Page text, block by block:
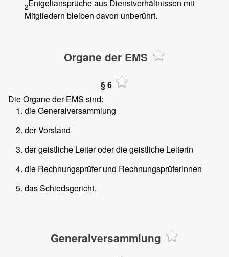
2Entgeltansprüche aus Dienstverhältnissen mit
Mitgliedern bleiben davon unberührt.
Organe der EMS
§ 6
Die Organe der EMS sind:
die Generalversammlung
der Vorstand
der geistliche Leiter oder die geistliche Leiterin
die Rechnungsprüfer und Rechnungsprüferinnen
das Schiedsgericht.
Generalversammlung